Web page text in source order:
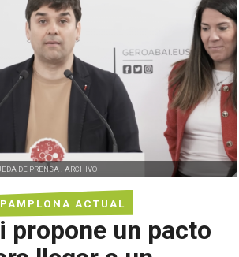
PAMPLONA ACTUAL
propone un pacto
DE PRENSA . ARCHIVO